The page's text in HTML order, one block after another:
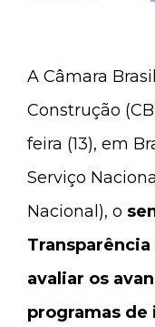
A Câmara
Construção
feira (13), em
Serviço
Nacional), o
Transparência
avaliar os
programas